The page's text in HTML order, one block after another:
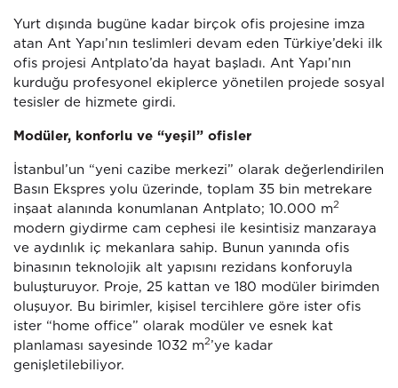
Yurt dışında bugüne kadar birçok ofis projesine imza
atan Ant Yapı’nın teslimleri devam eden Türkiye’deki ilk
ofis projesi Antplato’da hayat başladı. Ant Yapı’nın
kurduğu profesyonel ekiplerce yönetilen projede sosyal
tesisler de hizmete girdi.
Modüler, konforlu ve “yeşil” ofisler
İstanbul’un “yeni cazibe merkezi” olarak değerlendirilen
Basın Ekspres yolu üzerinde, toplam 35 bin metrekare
inşaat alanında konumlanan Antplato; 10.000 m2
modern giydirme cam cephesi ile kesintisiz manzaraya
ve aydınlık iç mekanlara sahip. Bunun yanında ofis
binasının teknolojik alt yapısını rezidans konforuyla
buluşturuyor. Proje, 25 kattan ve 180 modüler birimden
oluşuyor. Bu birimler, kişisel tercihlere göre ister ofis
ister “home office” olarak modüler ve esnek kat
planlaması sayesinde 1032 m2’ye kadar
genişletilebiliyor.